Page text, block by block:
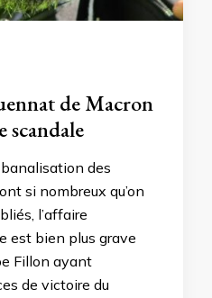
de Macron
scandale
banalisation des
si nombreux qu’on
l’affaire
est bien plus grave
Fillon ayant
de victoire du